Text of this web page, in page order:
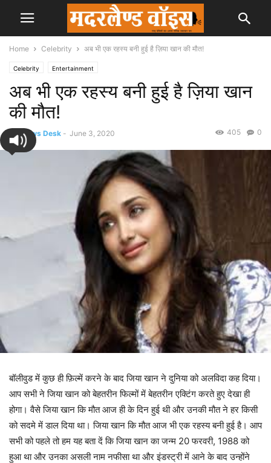
Home Celebrity अब भी एक रहस्य बनी हुई है ज़िया खान की मौत!
Celebrity Entertainment
अब भी एक रहस्य बनी हुई है ज़िया खान
की मौत!
By News Desk - June 3, 2020 0
405
बॉलीवुड में कुछ ही फ़िल्में करने के बाद जिया खान ने दुनिया को अलविदा कह दिया।
आप सभी ने जिया खान को बेहतरीन फिल्मों में बेहतरीन एक्टिंग करते हुए देखा ही
होगा। वैसे जिया खान कि मौत आज ही के दिन हुई थी और उनकी मौत ने हर किसी
को सदमे में डाल दिया था। जिया खान कि मौत आज भी एक रहस्य बनी हुई है। आप
सभी को पहले तो हम यह बता दें कि जिया खान का जन्म 20 फरवरी, 1988 को
हुआ था और उनका असली नाम नफीसा था और इंडस्ट्री में आने के बाद उन्होंने